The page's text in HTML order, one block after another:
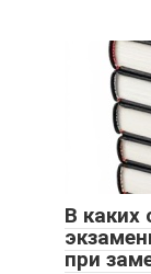
В каких
при